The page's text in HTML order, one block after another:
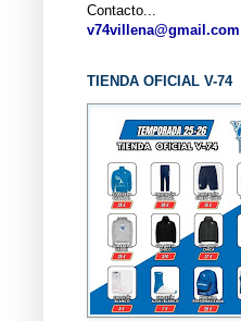
V-74 VILLENA
Contacto...
v74villena@gmail.com
TIENDA OFICIAL V-74